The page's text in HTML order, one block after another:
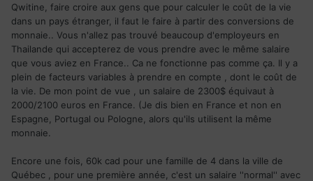
Qwitine, faire croire aux gens que pour calculer le coût de la vie
dans un pays étranger, il faut le faire à partir des conversions de
monnaie.. Vous n'allez pas trouvé beaucoup d'employeurs en
Thailande qui accepterez de vous prendre avec le même salaire
que vous aviez en France.. Ca ne fonctionne pas comme ça. Il y a
plein de facteurs variables à prendre en compte , dont le coût de
la vie. De mon point de vue , un salaire de 2300$ équivaut à
2000/2100 euros en France. (Je dis bien en France et non en
Espagne, Portugal ou Pologne, alors qu'ils utilisent la même
monnaie.
Encore une fois, 60k cad pour une famille de 4 dans la ville de
Québec , pour une première année, c'est un salaire ''normal'' avec